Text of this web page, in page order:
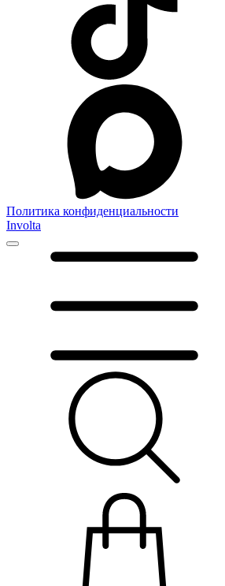
Политика конфиденциальности
Involta